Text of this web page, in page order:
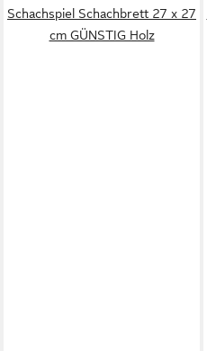
Schachspiel Schachbrett 27 x 27
cm GÜNSTIG Holz